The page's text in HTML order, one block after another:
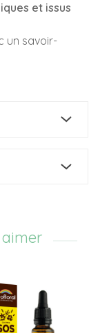
et issus
un savoir-